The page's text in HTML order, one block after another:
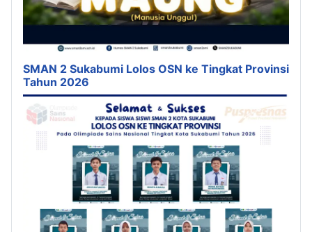
SMAN 2 Sukabumi Lolos OSN ke Tingkat Provinsi
Tahun 2026